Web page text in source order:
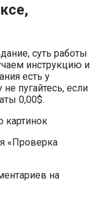
суть работы
инструкцию и
есть у
пугайтесь, если
0,00$.
«Проверка